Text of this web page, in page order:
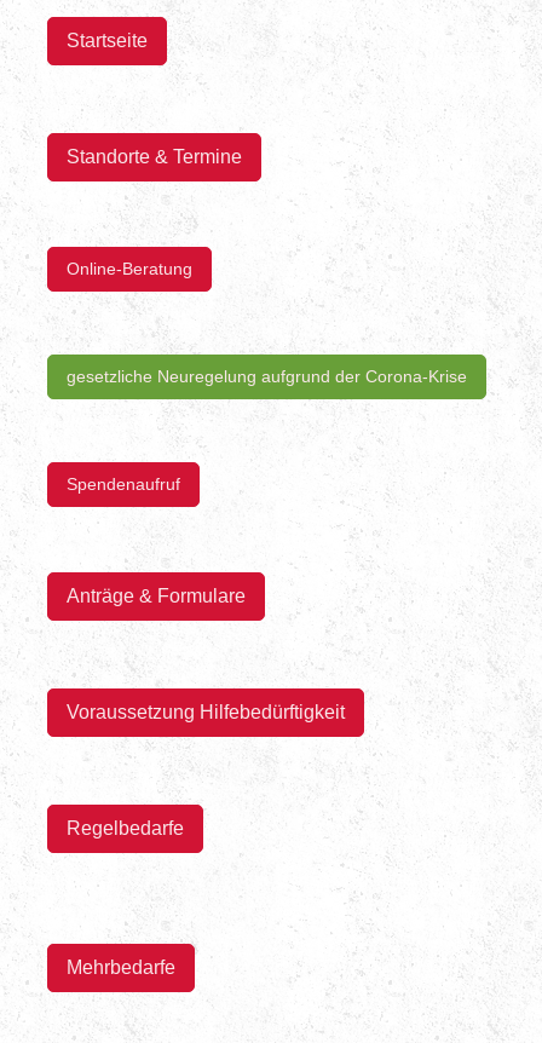
Startseite
Standorte & Termine
Online-Beratung
gesetzliche Neuregelung aufgrund der Corona-Krise
Spendenaufruf
Anträge & Formulare
Voraussetzung Hilfebedürftigkeit
Regelbedarfe
Mehrbedarfe